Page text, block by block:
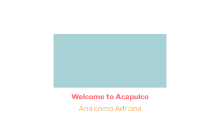
Welcome to Acapulco
Ana como Adriana